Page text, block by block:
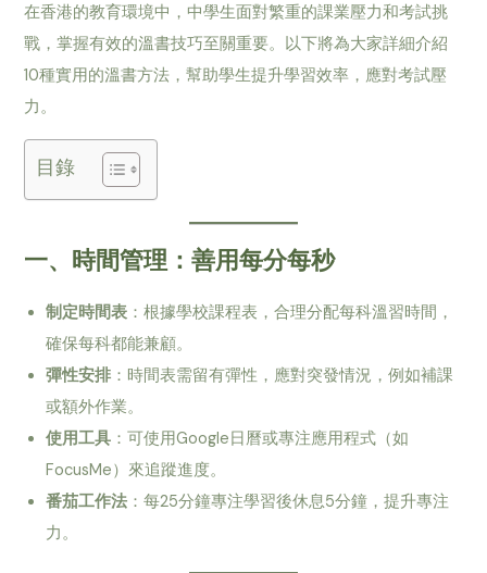
在香港的教育環境中，中學生面對繁重的課業壓力和考試挑
戰，掌握有效的溫書技巧至關重要。以下將為大家詳細介紹
10種實用的溫書方法，幫助學生提升學習效率，應對考試壓
力。
目錄
一、時間管理：善用每分每秒
制定時間表 ：根據學校課程表，合理分配每科溫習時間，
確保每科都能兼顧。
彈性安排 ：時間表需留有彈性，應對突發情況，例如補課
或額外作業。
使用工具 ：可使用Google日曆或專注應用程式（如
FocusMe）來追蹤進度。
番茄工作法 ：每25分鐘專注學習後休息5分鐘，提升專注
力。